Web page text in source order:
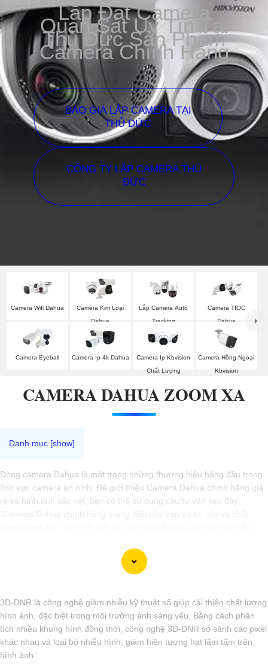
Lắp Đặt Camera
Quan Sát Uy Tín Tại
Thủ Đức Sản Phẩm
Camera Chính Hãng
BÁO GIÁ LẮP CAMERA TẠI
THỦ ĐỨC
CÔNG TY LẮP CAMERA THỦ
ĐỨC
Camera Wifi Dahua
Camera Kim Loại
Dahua
Lắp Camera Auto
Tracking
Camera TIOC
Dahua
Camera Eyeball Camera Ip 4k Dahua
Camera Ip Kbvision
Chất Lượng
Camera Hồng Ngoại
Kbvision
CAMERA DAHUA ZOOM XA
Dòng camera Dahua là một trong những thương hiệu hàng đầu trong
lĩnh vực camera an ninh. Để giới thiệu Camera Dahua chính hãng giá
rẻ và hình ảnh sắc nét, bạn có thể sử dụng câu tư vấn sau đây:
ngần ngại trải nghiệm sự ổn định và chất lượng vượt trội của Camera
Dahua chính hãng với mức giá vô cùng hấp dẫn."
3D-DNR là công nghệ giảm nhiễu kỹ thuật số giúp cải thiện chất lượng
hình ảnh, đặc biệt trong môi trường ánh sáng yếu. Bằng cách phân
tích nhiều khung hình đồng thời, công nghệ 3D-DNR so sánh các pixel
khác nhau và loại bỏ nhiễu hình, giảm hiện tượng hạt lấm tấm trên
hình ảnh.